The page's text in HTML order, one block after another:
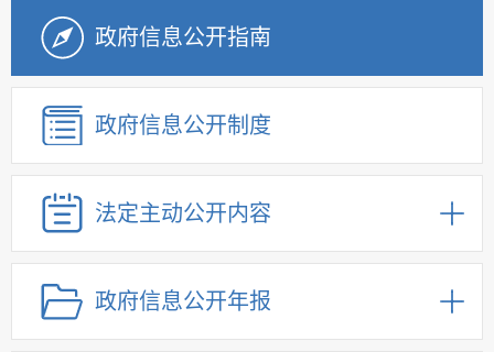
政府信息公开指南
政府信息公开制度
法定主动公开内容
政府信息公开年报